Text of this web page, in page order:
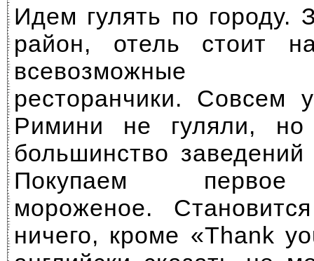
Идем гулять по городу.
район, отель стоит
всевозможные
ресторанчики.
Римини не гуляли, но
большинство
Покупаем первое
мороженое.
ничего, кроме «Thank